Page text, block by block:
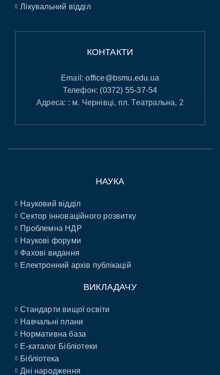
Лікувальний відділ
КОНТАКТИ
Email:office@bsmu.edu.ua
Телефон: (0372) 55-37-54
Адреса: : м. Чернівці, пл. Театральна, 2
НАУКА
Науковий відділ
Сектор інноваційного розвитку
Проблемна НДР
Наукові форуми
Фахові видання
Електронний архів публікацій
ВИКЛАДАЧУ
Стандарти вищої освіти
Навчальні плани
Нормативна база
E-каталог Бібліотеки
Бібліотека
Дні народження